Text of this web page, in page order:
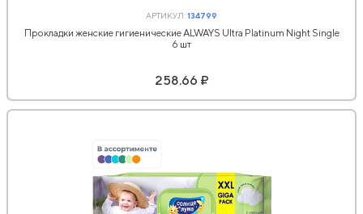
АРТИКУЛ:134799
Прокладки женские гигиенические ALWAYS Ultra Platinum Night Single
6 шт
258.66 ₽